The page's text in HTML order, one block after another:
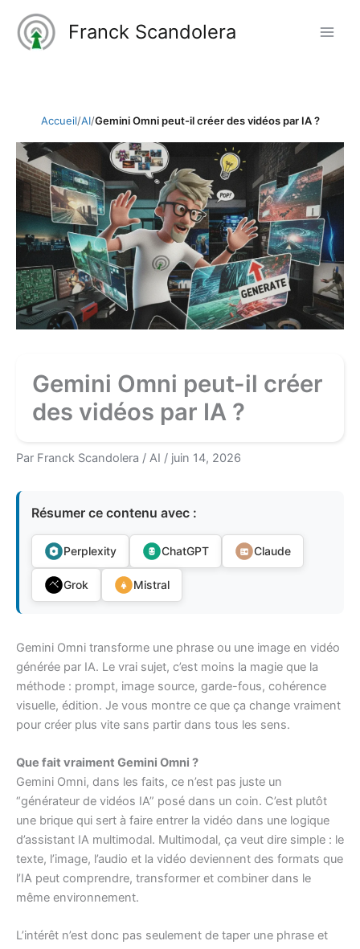
contenu
Franck Scandolera
Accueil/AI/Gemini Omni peut-il créer des vidéos par IA ?
Gemini Omni peut-il créer
des vidéos par IA ?
Par Franck Scandolera / AI / juin 14, 2026
Résumer ce contenu avec :
Perplexity ChatGPT Claude
Grok Mistral
Gemini Omni transforme une phrase ou une image en vidéo
générée par IA. Le vrai sujet, c’est moins la magie que la
méthode : prompt, image source, garde-fous, cohérence
visuelle, édition. Je vous montre ce que ça change vraiment
pour créer plus vite sans partir dans tous les sens.
Que fait vraiment Gemini Omni ?
Gemini Omni, dans les faits, ce n’est pas juste un
“générateur de vidéos IA” posé dans un coin. C’est plutôt
une brique qui sert à faire entrer la vidéo dans une logique
d’assistant IA multimodal. Multimodal, ça veut dire simple : le
texte, l’image, l’audio et la vidéo deviennent des formats que
l’IA peut comprendre, transformer et combiner dans le
même environnement.
L’intérêt n’est donc pas seulement de taper une phrase et